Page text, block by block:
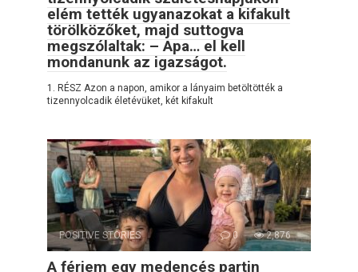
elém tették ugyanazokat a kifakult
törölközőket, majd suttogva
megszólaltak: – Apa… el kell
mondanunk az igazságot.
1. RÉSZ Azon a napon, amikor a lányaim betöltötték a
tizennyolcadik életévüket, két kifakult
POSITIVE STORIES 0 2,876
A férjem egy medencés partin